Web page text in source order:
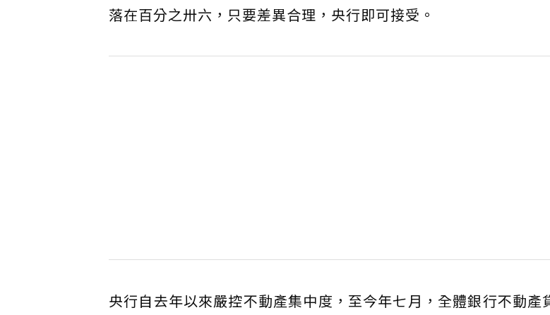
落在百分之卅六，只要差異合理，央行即可接受。
央行自去年以來嚴控不動產集中度，至今年七月，全體銀行不動產